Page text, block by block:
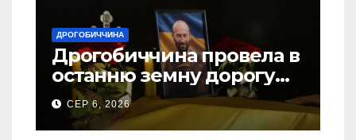
ДРОГОБИЧЧИНА
Дрогобиччина провела в
останню земну дорогу
свого Захисника – Олега
Торського
СЕР 6, 2026